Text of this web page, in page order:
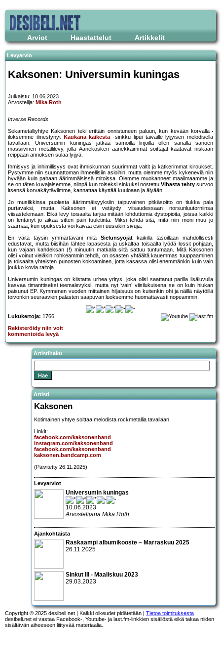
Arviot Haastattelut Artikkelit
Levyarvio
Kaksonen: Universumin kuningas
Julkaistu: 10.06.2023
Arvostelija: Mika Roth
Inverse Records
Sekametalliyhtye Kaksonen teki erittäin onnistuneen paluun, kun kevään korvalla
iloksemme ilmestynyt
Kaukana kaikesta-sinkku lipui taivaille lyijyisen melodisella
tavallaan. Universumin kuningas jatkaa samoilla linjoilla ollen sanalla sanoen
massiivinen metallilevy, jolla Äänekosken äänekkäimmät soittajat kaatavat niskaan
reippaan annoksen sulaa lyijyä.
Ihmisyys ja inhimillisyys ovat ihmiskunnan suurimmat valtit ja katkerimmat kiroukset.
Pystymme niin suunnattoman ihmeellisiin asioihin, mutta olemme myös kykeneviä niin
hyvään kuin pahaan äärimmäisissä mitoissa. Olemme muokanneet maailmaamme ja
se on täten kuvajaisemme, niinpä kun toiseksi sinkuksi nostettu Vihasta tehty survoo
itsensä korvakäytäviimme, kannattaa käyttää kuuloaan ja älyään.
Jo musiikkinsa puolesta äärimmäisyyksiin taipuvainen pitkäsoitto on tiukka pala
purtavaksi, mutta Kaksonen ei vetäydy viisaudessaan norsunluutorniinsa
viisastelemaan. Eikä levy toisaalta tarjoa mitään lohduttomia dystopioita, joissa kaikki
on lentänyt jo aikaa sitten päin tuuletinta. Miksi tehdä sitä, mitä niin moni muu jo
saarnaa, kun opuksesta voi kaivaa esiin uusiakin sivuja.
En väitä täysin ymmärtäväni mitä Sielunsyöjät kaikilla tasoillaan mahdollisesti
edustavat, mutta biisihän lähtee lapasesta ja uskaltaa toisaalta lyödä lossit pohjaan,
kun vajaan kahdeksan (!) minuutin matkalla siltä sattuu tuntumaan. Mitä Kaksonen
olisi voinut vieläkin rohkeammin tehdä, on osasten yhtäältä kauemmas tuuppaaminen
ja toisaalta yhteisten punosten kokoaminen, jotta kasassa olisi enemmänkin kuin vain
joukko kovia raitoja.
Universumin kuningas on kiistatta urhea yritys, joka olisi saattanut parilla lisäluvulla
kasvaa timanttiseksi teemalevyksi, mutta nyt ’vain’ viisilukuisena se on kuin hiukan
paisunut EP. Kymmenen vuoden mittainen hiljaisuus on kuitenkin ohi ja näillä näytöillä
toivonkin seuraavien palasten saapuvan luoksemme huomattavasti nopeammin.
Lukukertoja: 1766
Rekisteröidy niin voit
kommentoida levyä
Artistihaku
Artisti
Kaksonen
Kotimainen yhtye soittaa melodista rockmetallia tavallaan.
Linkit:
facebook.com/kaksonenband
instagram.com/kaksonenband
facebook.com/kaksonenband
kaksonen.bandcamp.com
(Päivitetty 26.11.2025)
Levyarviot
Universumin kuningas
10.06.2023
Arvostelijana Mika Roth
Ajankohtaista
Raskaampi albumikooste – Marraskuu 2025
26.11.2025
Sinkut III - Maaliskuu 2023
29.03.2023
Copyright © 2025 desibeli.net | Kaikki oikeudet pidätetään | Tietoa toimituksesta
desibeli.net ei vastaa Facebook-, Youtube- ja last.fm-linkkien sisällöstä eikä takaa niiden
sisältävän aiheeseen liittyvää materiaalia.